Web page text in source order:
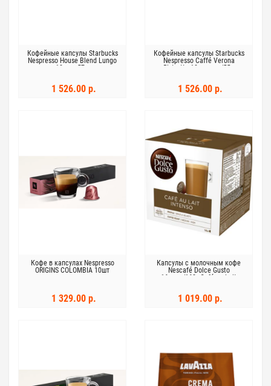
Кофейные капсулы Starbucks
Nespresso House Blend Lungo
10шт х 57 г
1 526.00 р.
Кофейные капсулы Starbucks
Nespresso Caffé Verona
Ristretto 10 капсул/55 г
1 526.00 р.
Кофе в капсулах Nespresso
ORIGINS COLOMBIA 10шт
1 329.00 р.
Капсулы с молочным кофе
Nescafé Dolce Gusto
16капс/160г Café au Lait
1 019.00 р.